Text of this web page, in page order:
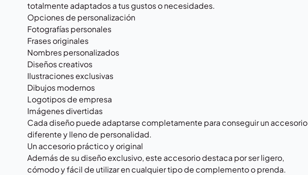
totalmente adaptados a tus gustos o necesidades.
Opciones de personalización
Fotografías personales
Frases originales
Nombres personalizados
Diseños creativos
Ilustraciones exclusivas
Dibujos modernos
Logotipos de empresa
Imágenes divertidas
Cada diseño puede adaptarse completamente para conseguir un accesorio
diferente y lleno de personalidad.
Un accesorio práctico y original
Además de su diseño exclusivo, este accesorio destaca por ser ligero,
cómodo y fácil de utilizar en cualquier tipo de complemento o prenda.